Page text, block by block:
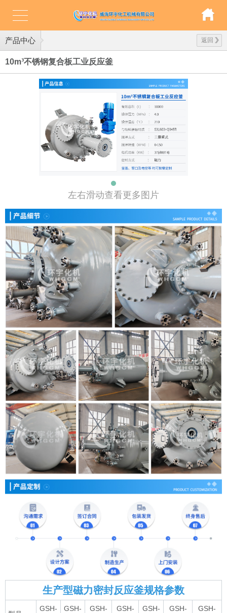
产品中心 返回
10m³不锈钢复合板工业反应釜
左右滑动查看更多图片
生产型磁力密封反应釜规格参数
GSH-
GSH-
GSH-
GSH-
GSH-
GSH-
GSH-